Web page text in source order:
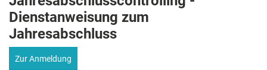
Dienstanweisung zum
Jahresabschluss
Zur Anmeldung